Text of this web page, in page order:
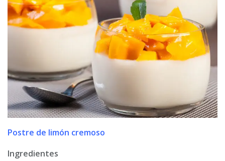
Postre de limón cremoso
Ingredientes